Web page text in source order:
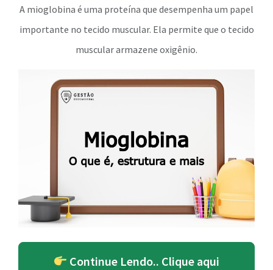
A mioglobina é uma proteína que desempenha um papel
importante no tecido muscular. Ela permite que o tecido
muscular armazene oxigênio.
Continue Lendo.. Clique aqui